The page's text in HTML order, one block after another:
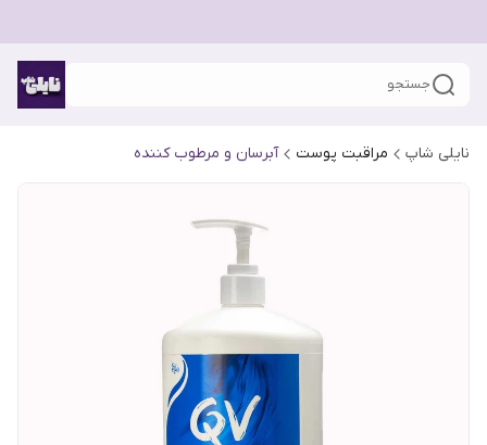
جستجو
نایلی شاپ مراقبت پوست آبرسان و مرطوب کننده